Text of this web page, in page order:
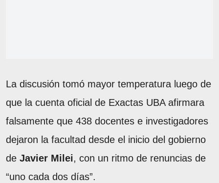
La discusión tomó mayor temperatura luego de
que la cuenta oficial de Exactas UBA afirmara
falsamente que 438 docentes e investigadores
dejaron la facultad desde el inicio del gobierno
de Javier Milei, con un ritmo de renuncias de
“uno cada dos días”.